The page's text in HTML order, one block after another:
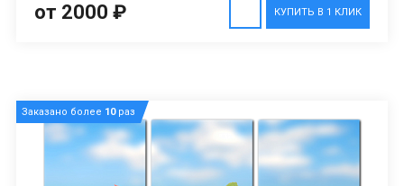
КУПИТЬ В 1 КЛИК
от 2000 ₽
Заказано более 10раз